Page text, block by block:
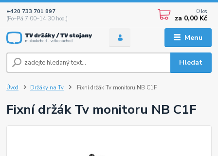
Menu
Hledat
+420 733 701 897
(Po–Pá 7:00–14:30 hod.)
0 ks
za 0,00 Kč
Úvod Držáky na Tv Fixní držák Tv monitoru NB C1F
Fixní držák Tv monitoru NB C1F